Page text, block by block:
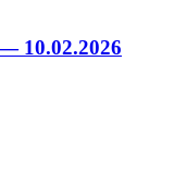
10.02.2026